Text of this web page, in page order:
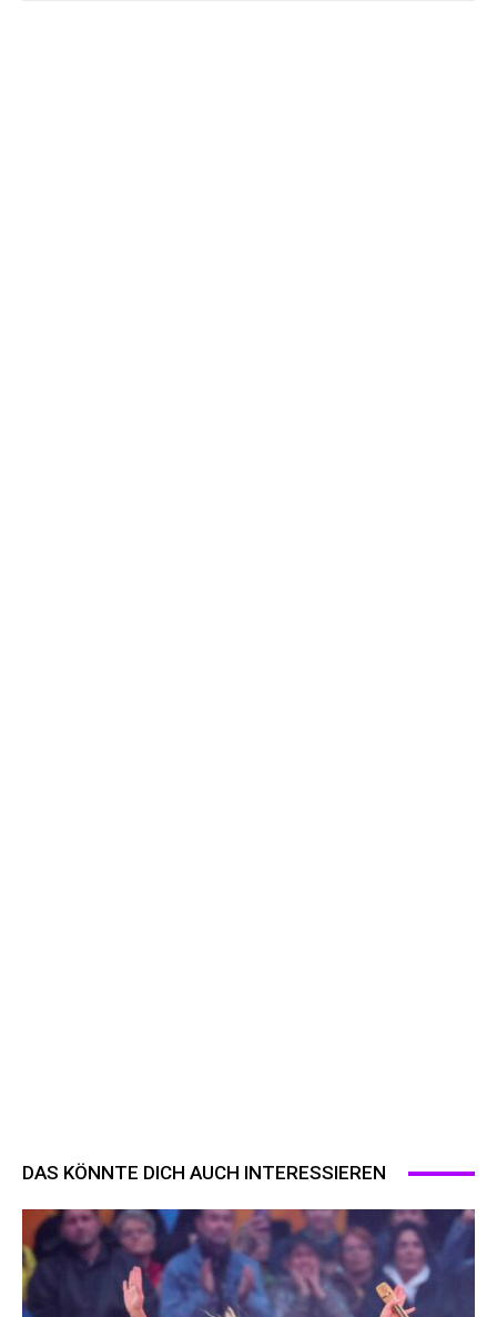
DAS KÖNNTE DICH AUCH INTERESSIEREN